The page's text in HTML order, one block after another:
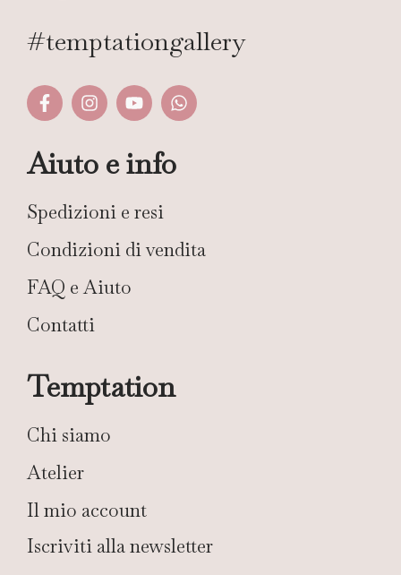
#temptationgallery
Aiuto e info
Spedizioni e resi
Condizioni di vendita
FAQ e Aiuto
Contatti
Temptation
Chi siamo
Atelier
Il mio account
Iscriviti alla newsletter